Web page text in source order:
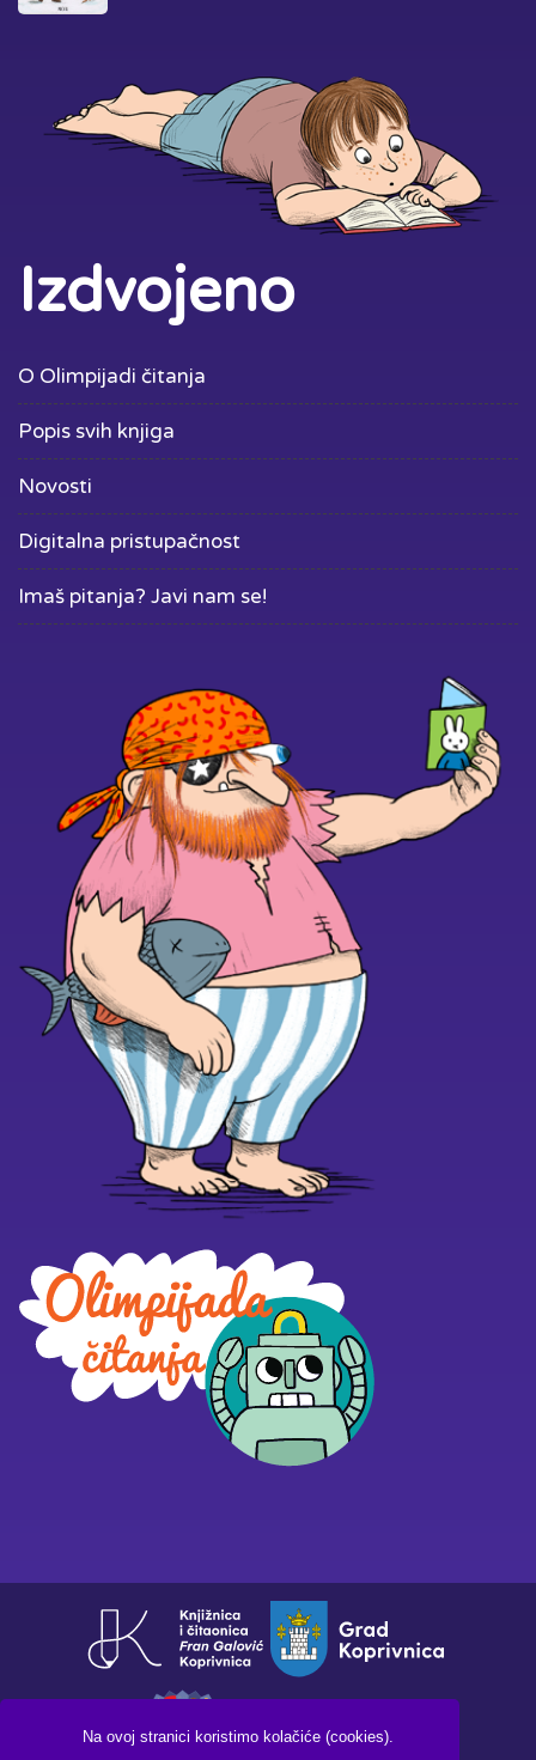
Na ovoj stranici koristimo kolačiće (cookies).
Izdvojeno
O Olimpijadi čitanja
Popis svih knjiga
Novosti
Digitalna pristupačnost
Imaš pitanja? Javi nam se!